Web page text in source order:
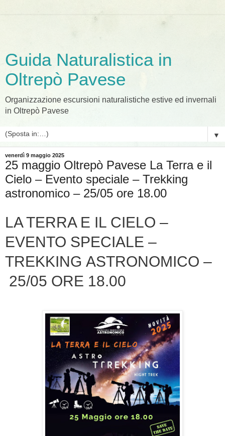
Guida Naturalistica in
Oltrepò Pavese
Organizzazione escursioni naturalistiche estive ed invernali
in Oltrepò Pavese
▼
venerdì 9 maggio 2025
25 maggio Oltrepò Pavese La Terra e il
Cielo – Evento speciale – Trekking
astronomico – 25/05 ore 18.00
LA TERRA E IL CIELO –
EVENTO SPECIALE –
TREKKING ASTRONOMICO –
25/05 ORE 18.00